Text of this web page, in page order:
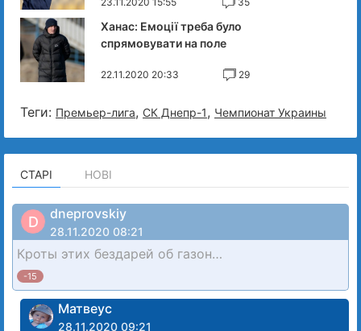
Ханас: Емоції треба було
спрямовувати на поле
22.11.2020 20:33 29
Теги: Премьер-лига, СК Днепр-1, Чемпионат Украины
СТАРІ НОВІ
D dneprovskiy
28.11.2020 08:21
Кроты этих бездарей об газон…
-15
Матвеус
28.11.2020 09:21